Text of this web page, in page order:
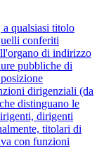
qualsiasi titolo
conferiti
di indirizzo
pubbliche di
dirigenziali (da
distinguano le
dirigenti
titolari di
con funzioni